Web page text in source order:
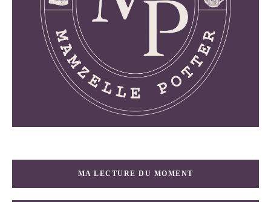
MA LECTURE DU MOMENT